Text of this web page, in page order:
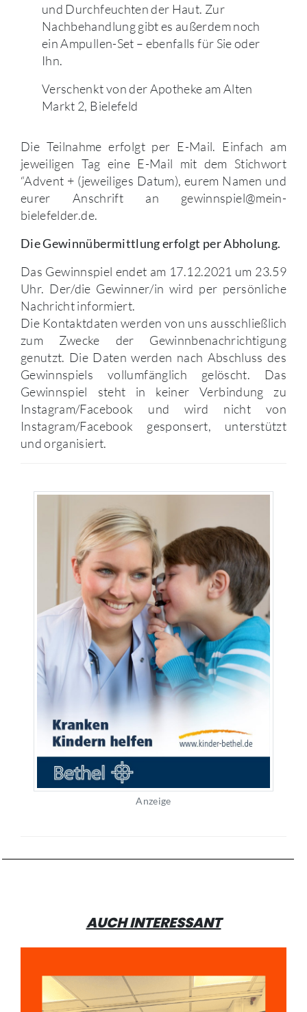
und Durchfeuchten der Haut. Zur
Nachbehandlung gibt es außerdem noch
ein Ampullen-Set – ebenfalls für Sie oder
Ihn.
Verschenkt von der Apotheke am Alten
Markt 2, Bielefeld
Die Teilnahme erfolgt per E-Mail. Einfach am
jeweiligen Tag eine E-Mail mit dem Stichwort
“Advent + (jeweiliges Datum), eurem Namen und
eurer Anschrift an gewinnspiel@mein-
bielefelder.de.
Die Gewinnübermittlung erfolgt per Abholung.
Das Gewinnspiel endet am 17.12.2021 um 23.59
Uhr. Der/die Gewinner/in wird per persönliche
Nachricht informiert.
Die Kontaktdaten werden von uns ausschließlich
zum Zwecke der Gewinnbenachrichtigung
genutzt. Die Daten werden nach Abschluss des
Gewinnspiels vollumfänglich gelöscht. Das
Gewinnspiel steht in keiner Verbindung zu
Instagram/Facebook und wird nicht von
Instagram/Facebook gesponsert, unterstützt
und organisiert.
Anzeige
AUCH INTERESSANT